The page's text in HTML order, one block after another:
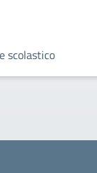
scolastico